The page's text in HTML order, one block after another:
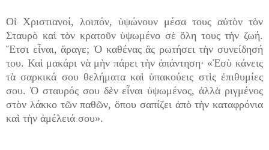
Οἱ Χριστιανοί, λοιπόν, ὑψώνουν μέσα τους αὐτὸν τὸν
Σταυρὸ καὶ τὸν κρατοῦν ὑψωμένο σὲ ὅλη τους τὴν ζωή.
Ἔτσι εἶναι, ἄραγε; Ὁ καθένας ἂς ρωτήσει τὴν συνείδησή
του. Καὶ μακάρι νὰ μὴν πάρει τὴν ἀπάντηση· «Ἐσὺ κάνεις
τὰ σαρκικά σου θελήματα καὶ ὑπακούεις στὶς ἐπιθυμίες
σου. Ὁ σταυρός σου δὲν εἶναι ὑψωμένος, ἀλλὰ ριγμένος
στὸν λάκκο τῶν παθῶν, ὅπου σαπίζει ἀπὸ τὴν καταφρόνια
καὶ τὴν ἀμέλειά σου».